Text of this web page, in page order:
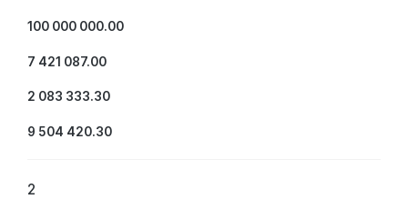
100 000 000.00
7 421 087.00
2 083 333.30
9 504 420.30
2